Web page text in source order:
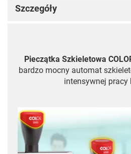
Szczegóły
Pieczątka Szkieletowa
bardzo mocny automat
intensywnej pracy